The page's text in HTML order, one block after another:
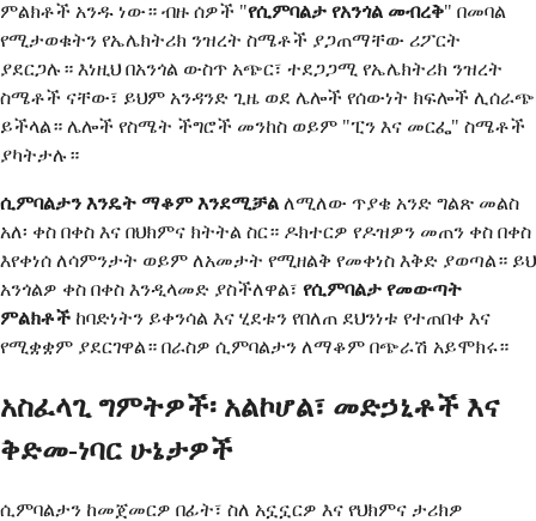
ምልክቶች አንዱ ነው። ብዙ ሰዎች "የሲምባልታ የአንጎል መብረቅ" በመባል
የሚታወቁትን የኤሌክትሪክ ንዝረት ስሜቶች ያጋጠማቸው ሪፖርት
ያደርጋሉ። እነዚህ በአንጎል ውስጥ አጭር፣ ተደጋጋሚ የኤሌክትሪክ ንዝረት
ስሜቶች ናቸው፣ ይህም አንዳንድ ጊዜ ወደ ሌሎች የሰውነት ክፍሎች ሊሰራጭ
ይችላል። ሌሎች የስሜት ችግሮች መንከስ ወይም "ፒን እና መርፌ" ስሜቶች
ያካትታሉ።
ሲምባልታን እንዴት ማቆም እንደሚቻል ለሚለው ጥያቄ አንድ ግልጽ መልስ
አለ፡ ቀስ በቀስ እና በህክምና ክትትል ስር። ዶክተርዎ የዶዝዎን መጠን ቀስ በቀስ
እየቀነሰ ለሳምንታት ወይም ለአመታት የሚዘልቅ የመቀነስ እቅድ ያወጣል። ይህ
አንጎልዎ ቀስ በቀስ እንዲላመድ ያስችለዋል፣ የሲምባልታ የመውጣት
ምልክቶች ከባድነትን ይቀንሳል እና ሂደቱን የበለጠ ደህንነቱ የተጠበቀ እና
የሚቋቋም ያደርገዋል። በራስዎ ሲምባልታን ለማቆም በጭራሽ አይሞክሩ።
አስፈላጊ ግምትዎች፡ አልኮሆል፣ መድኃኒቶች እና
ቅድመ-ነባር ሁኔታዎች
ሲምባልታን ከመጀመርዎ በፊት፣ ስለ አኗኗርዎ እና የህክምና ታሪክዎ